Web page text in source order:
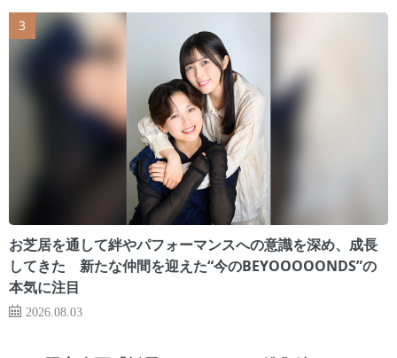
お芝居を通して絆やパフォーマンスへの意識を深め、成長
してきた 新たな仲間を迎えた“今のBEYOOOOONDS”の
本気に注目
2026.08.03